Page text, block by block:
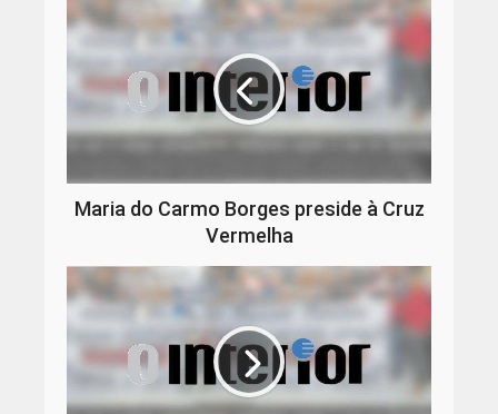
Maria do Carmo Borges preside à Cruz
Vermelha